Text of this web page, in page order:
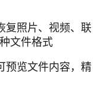
复照片、视频、联
文件格式
预览文件内容，精